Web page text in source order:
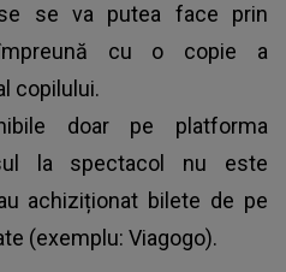
se va putea face prin
cu o copie a
copilului.
doar pe platforma
la spectacol nu este
achiziționat bilete de pe
(exemplu: Viagogo).